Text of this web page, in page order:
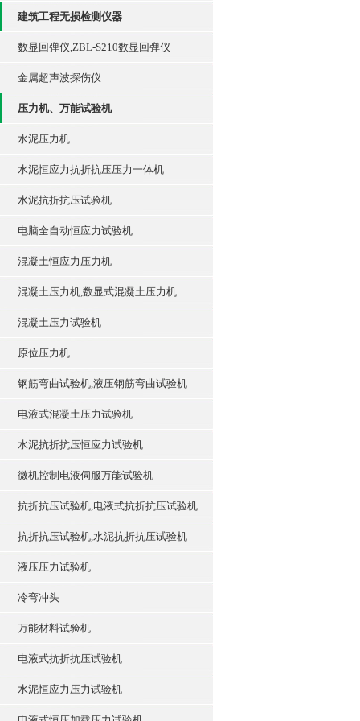
建筑工程无损检测仪器
数显回弹仪,ZBL-S210数显回弹仪
金属超声波探伤仪
压力机、万能试验机
水泥压力机
水泥恒应力抗折抗压压力一体机
水泥抗折抗压试验机
电脑全自动恒应力试验机
混凝土恒应力压力机
混凝土压力机,数显式混凝土压力机
混凝土压力试验机
原位压力机
钢筋弯曲试验机,液压钢筋弯曲试验机
电液式混凝土压力试验机
水泥抗折抗压恒应力试验机
微机控制电液伺服万能试验机
抗折抗压试验机,电液式抗折抗压试验机
抗折抗压试验机,水泥抗折抗压试验机
液压压力试验机
冷弯冲头
万能材料试验机
电液式抗折抗压试验机
水泥恒应力压力试验机